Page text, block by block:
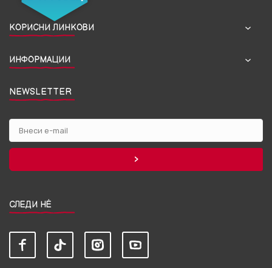
КОРИСНИ ЛИНКОВИ
ИНФОРМАЦИИ
NEWSLETTER
СЛЕДИ НЀ